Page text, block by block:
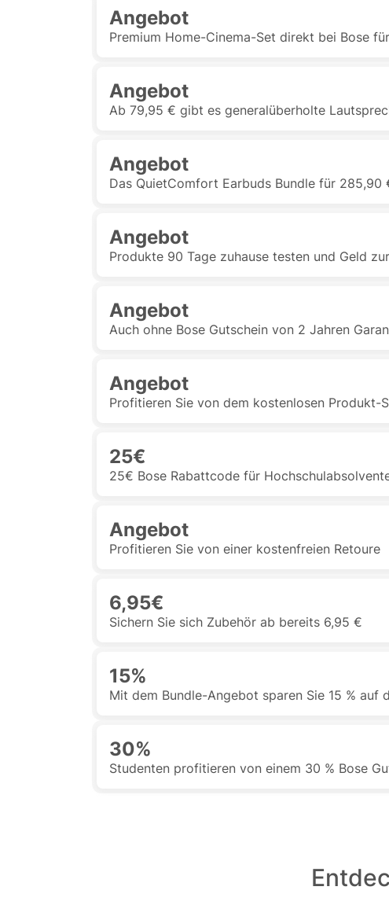
Angebot
Premium Home-Cinema-Set direkt bei Bose
Angebot
Ab 79,95 € gibt es generalüberholte
Angebot
Das QuietComfort Earbuds Bundle für 285,90
Angebot
Produkte 90 Tage zuhause testen und Geld
Angebot
Auch ohne Bose Gutschein von 2 Jahren
Angebot
Profitieren Sie von dem kostenlosen Produkt-
25€
25€ Bose Rabattcode für
Angebot
Profitieren Sie von einer kostenfreien Retoure
6,95€
Sichern Sie sich Zubehör ab bereits 6,95 €
15%
Mit dem Bundle-Angebot sparen Sie 15 % auf
30%
Studenten profitieren von einem 30 % Bose